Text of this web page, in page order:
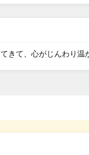
きて、心がじんわり温